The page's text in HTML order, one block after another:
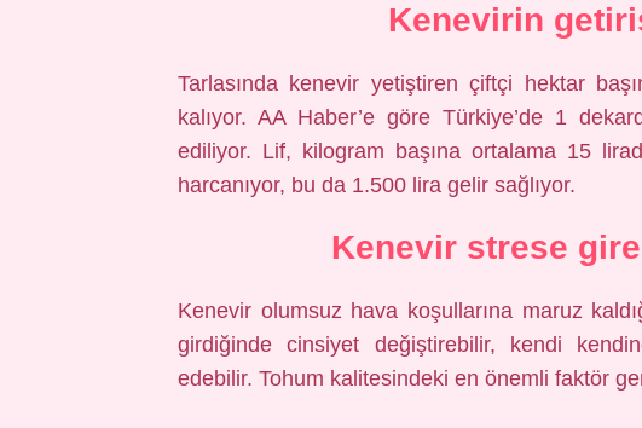
Kenevirin
Tarlasında kenevir yetiştiren çiftçi hektar
kalıyor. AA Haber’e göre Türkiye’de 1
ediliyor. Lif, kilogram başına ortalama 15
harcanıyor, bu da 1.500 lira gelir sağlıyor.
Kenevir strese
Kenevir olumsuz hava koşullarına maruz
girdiğinde cinsiyet değiştirebilir, kendi
edebilir. Tohum kalitesindeki en önemli faktör